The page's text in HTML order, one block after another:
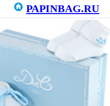
PAPINBAG.RU